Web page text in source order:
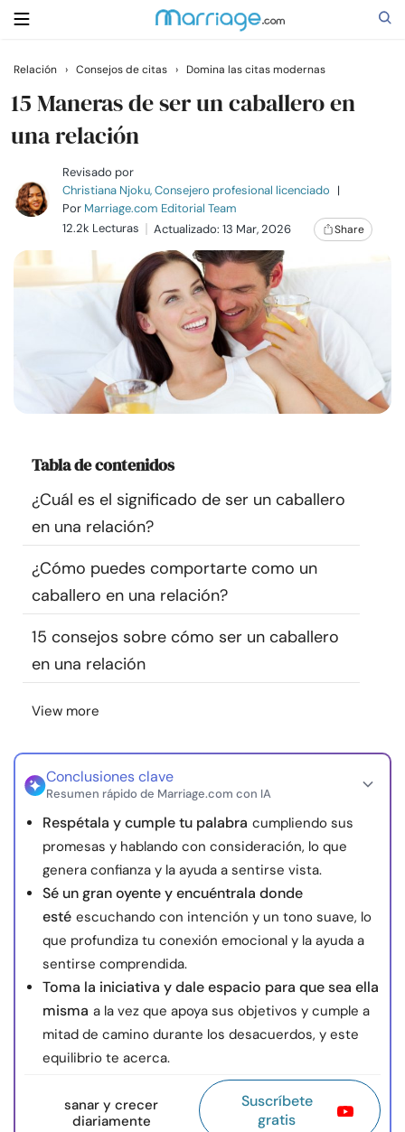
Buscar
Casarse
Relaciones
Familia
Cursos
Comunidad
Encuentra un terapeuta
Idioma
nosotros
© Copyright 2026. Todos los derechos reservados.
Relación › Consejos de citas › Domina las citas modernas
15 Maneras de ser un caballero en
una relación
Revisado por
Christiana Njoku, Consejero profesional licenciado |
Por Marriage.com Editorial Team
12.2k Lecturas
Actualizado: 13 Mar, 2026 Share
Tabla de contenidos
¿Cuál es el significado de ser un caballero
en una relación?
¿Cómo puedes comportarte como un
caballero en una relación?
15 consejos sobre cómo ser un caballero
en una relación
View more
Conclusiones clave
Resumen rápido de Marriage.com con IA
Respétala y cumple tu palabra cumpliendo sus
promesas y hablando con consideración, lo que
genera confianza y la ayuda a sentirse vista.
Sé un gran oyente y encuéntrala donde
esté escuchando con intención y un tono suave, lo
que profundiza tu conexión emocional y la ayuda a
sentirse comprendida.
Toma la iniciativa y dale espacio para que sea ella
misma a la vez que apoya sus objetivos y cumple a
mitad de camino durante los desacuerdos, y este
equilibrio te acerca.
sanar y crecer
diariamente
Suscríbete
gratis